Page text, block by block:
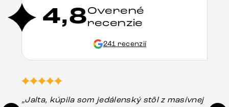
4,8Overené
recenzie
241 recenzií
„Jalta, kúpila som jedálenský stôl z masívnej